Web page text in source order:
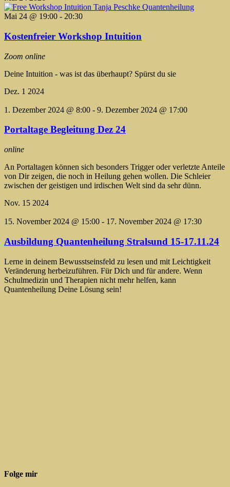
Mai 24 @ 19:00 - 20:30
Kostenfreier Workshop Intuition
Zoom online
Deine Intuition - was ist das überhaupt? Spürst du sie
Dez. 1 2024
1. Dezember 2024 @ 8:00 - 9. Dezember 2024 @ 17:00
Portaltage Begleitung Dez 24
online
An Portaltagen können sich besonders Trigger oder verletzte Anteile
von Dir zeigen, die noch in Heilung gehen wollen. Die Schleier
zwischen der geistigen und irdischen Welt sind da sehr dünn.
Nov. 15 2024
15. November 2024 @ 15:00 - 17. November 2024 @ 17:30
Ausbildung Quantenheilung Stralsund 15-17.11.24
Lerne in deinem Bewusstseinsfeld zu lesen und mit Leichtigkeit
Veränderung herbeizuführen. Für Dich und für andere. Wenn
Schulmedizin und Therapien nicht mehr helfen, kann
Quantenheilung Deine Lösung sein!
Folge mir